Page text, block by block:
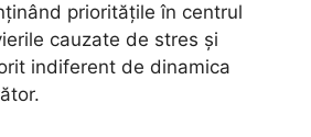
prioritățile în centrul
cauzate de stres și
indiferent de dinamica